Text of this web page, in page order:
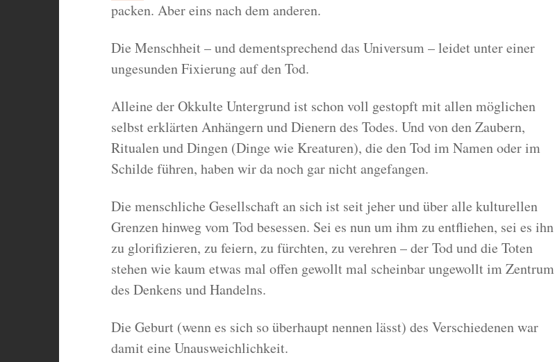
packen. Aber eins nach dem anderen.
Die Menschheit – und dementsprechend das Universum – leidet unter einer
ungesunden Fixierung auf den Tod.
Alleine der Okkulte Untergrund ist schon voll gestopft mit allen möglichen
selbst erklärten Anhängern und Dienern des Todes. Und von den Zaubern,
Ritualen und Dingen (Dinge wie Kreaturen), die den Tod im Namen oder im
Schilde führen, haben wir da noch gar nicht angefangen.
Die menschliche Gesellschaft an sich ist seit jeher und über alle kulturellen
Grenzen hinweg vom Tod besessen. Sei es nun um ihm zu entfliehen, sei es ihn
zu glorifizieren, zu feiern, zu fürchten, zu verehren – der Tod und die Toten
stehen wie kaum etwas mal offen gewollt mal scheinbar ungewollt im Zentrum
des Denkens und Handelns.
Die Geburt (wenn es sich so überhaupt nennen lässt) des Verschiedenen war
damit eine Unausweichlichkeit.